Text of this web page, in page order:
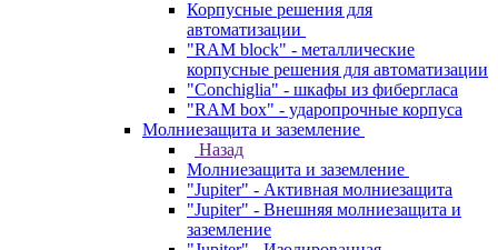
Корпусные решения для
автоматизации
"RAM block" - металлические
корпусные решения для автоматизации
"Conchiglia" - шкафы из фибергласа
"RAM box" - ударопрочные корпуса
Молниезащита и заземление
Назад
Молниезащита и заземление
"Jupiter" - Активная молниезащита
"Jupiter" - Внешняя молниезащита и
заземление